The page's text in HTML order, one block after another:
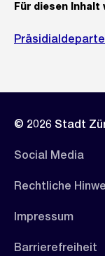
Für diesen
© 2026 Stadt
Social Media
Rechtliche
Impressum
Barrierefreiheit